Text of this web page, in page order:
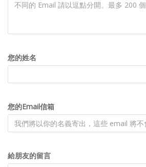
您的姓名
您的Email信箱
給朋友的留言